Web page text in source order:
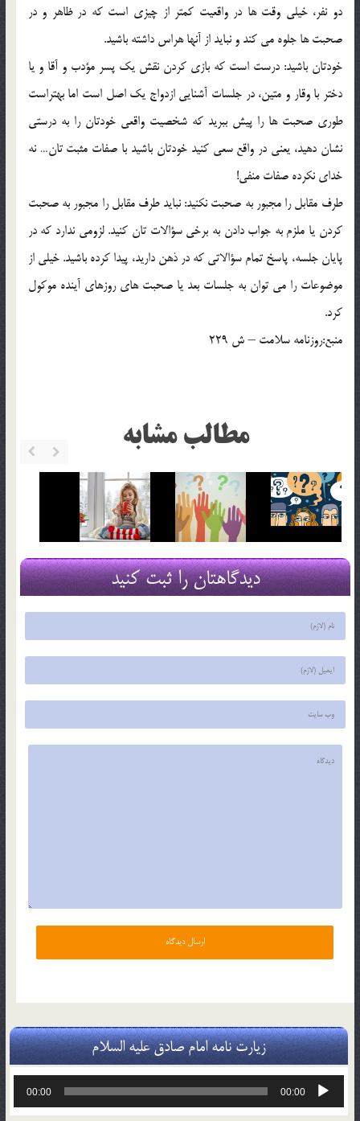
دو نفر، خيلي وقت ها در واقعيت کمتر از چيزي است که در ظاهر و در
صحبت ها جلوه مي کند و نبايد از آنها هراس داشته باشيد.
خودتان باشيد: درست است که بازي کردن نقش يک پسر مؤدب و آقا و يا
دختر با وقار و متين، در جلسات آشنايي ازدواج يک اصل است اما بهتراست
طوري صحبت ها را پيش ببريد که شخصيت واقعي خودتان را به درستي
نشان دهيد، يعني در واقع سعي کنيد خودتان باشيد با صفات مثبت تان… نه
خداي نکرده صفات منفي!
طرف مقابل را مجبور به صحبت نکنيد: نبايد طرف مقابل را مجبور به صحبت
کردن يا ملزم به جواب دادن به برخي سؤالات تان کنيد. لزومي ندارد که در
پايان جلسه، پاسخ تمام سؤالاتي که در ذهن داريد، پيدا کرده باشيد. خيلي از
موضوعات را مي توان به جلسات بعد يا صحبت هاي روزهاي آينده موکول
کرد.
منبع:روزنامه سلامت – ش 229
مطالب مشابه
دیدگاهتان را ثبت کنید
زیارت نامه امام صادق علیه السلام
پخش‌کننده
00:00
00:00